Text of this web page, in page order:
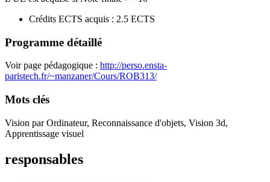
Crédits ECTS acquis : 2.5 ECTS
Programme détaillé
Voir page pédagogique : http://perso.ensta-
paristech.fr/~manzaner/Cours/ROB313/
Mots clés
Vision par Ordinateur, Reconnaissance d'objets, Vision 3d,
Apprentissage visuel
responsables